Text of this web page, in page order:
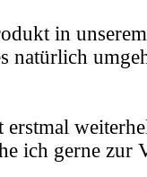
in
natürlich
ich gerne zur